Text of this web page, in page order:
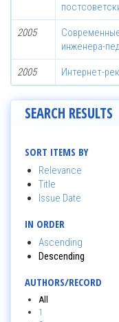
2005
инженера-
2005 Интернет-
SEARCH RESULTS
SORT ITEMS BY
Relevance
Title
Issue Date
IN ORDER
Ascending
Descending
AUTHORS/RECORD
All
1